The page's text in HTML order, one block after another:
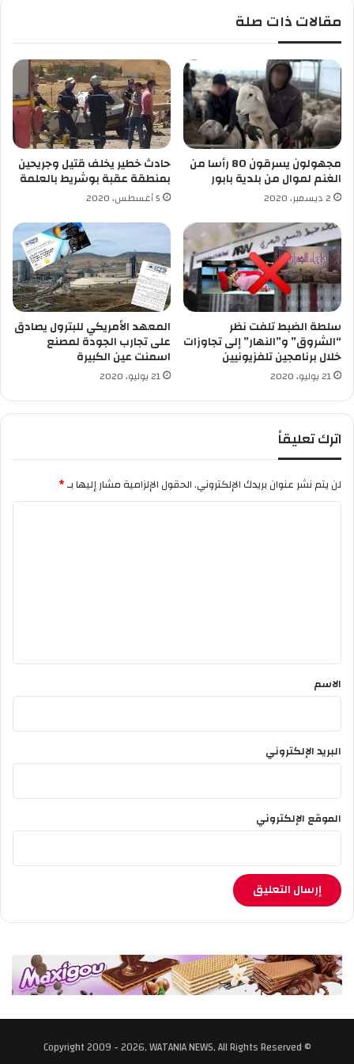
ي
ش
ف
ع
ل
ى
م
ا
س
م
ت
ن
ص
ي
ب
ر
ؤ
س
ا
ء
و
ئ
ر
ل
ج
مقالات ذات صلة
مجهولون يسرقون 80 رأسا من
الغنم لموال من بلدية بابور
2 ديسمبر، 2020
حادث خطير يخلف قتيل وجريحين
بمنطقة عقبة بوشريط بالعلمة
5 أغسطس، 2020
سلطة الضبط تلفت نظر
“الشروق” و”النهار” إلى تجاوزات
خلال برنامجين تلفزيونيين
21 يوليو، 2020
المعهد الأمريكي للبترول يصادق
على تجارب الجودة لمصنع
اسمنت عين الكبيرة
21 يوليو، 2020
اترك تعليقاً
لن يتم نشر عنوان بريدك الإلكتروني.الحقول الإلزامية مشار إليها بـ*
*
الاسم
البريد الإلكتروني
الموقع الإلكتروني
© Copyright 2009 - 2026, WATANIA NEWS, All Rights Reserved